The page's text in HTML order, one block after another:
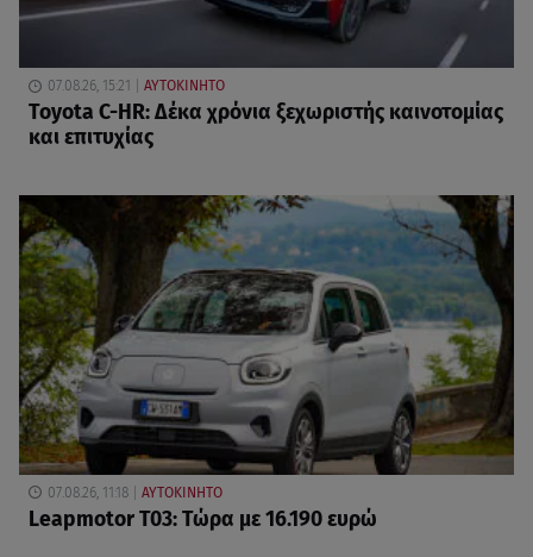
07.08.26, 15:21 ΑΥΤΟΚΙΝΗΤΟ
Toyota C-HR: Δέκα χρόνια ξεχωριστής καινοτομίας
και επιτυχίας
07.08.26, 11:18 ΑΥΤΟΚΙΝΗΤΟ
Leapmotor T03: Τώρα με 16.190 ευρώ